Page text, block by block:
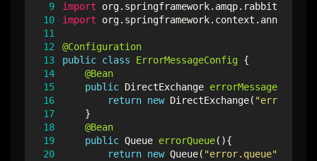
9
10
11
12
13
14
15
16
17
18
19
20
import
import
@Configuration
public class ErrorMessageConfig {
@Bean
public DirectExchange
return new DirectExchange(
}
@Bean
public Queue errorQueue(){
return new Queue( "error.queue"